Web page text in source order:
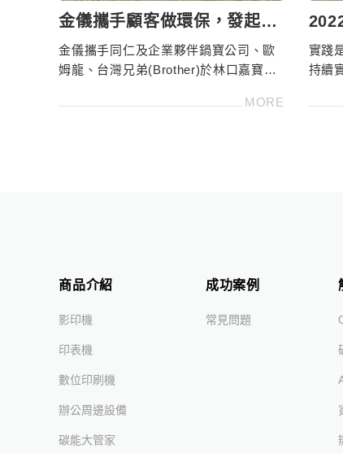
金儀攜手顧客做環保，發起植
樹造林活動實現ESG淨零碳排
金儀攜手同仁及企業夥伴鍋寶公司、歐
姆龍、台灣兄弟(Brother)於林口嘉寶海
護，一同守護台灣美麗海岸線
MORE
新
實踐
持續
商品介紹
影印機
印表機
數位印刷機
辦公周邊設備
碳能大管家
成功案例
常見問題